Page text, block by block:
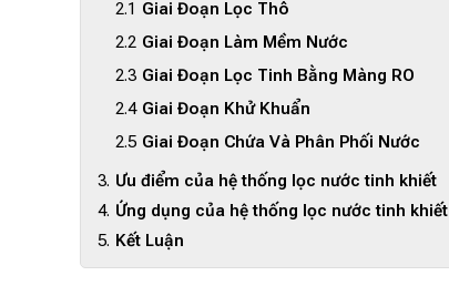
Giai Đoạn Lọc Thô
Giai Đoạn Làm Mềm Nước
Giai Đoạn Lọc Tinh Bằng Màng RO
Giai Đoạn Khử Khuẩn
Giai Đoạn Chứa Và Phân Phối Nước
Ưu điểm của hệ thống lọc nước tinh khiết
Ứng dụng của hệ thống lọc nước tinh khiết
Kết Luận